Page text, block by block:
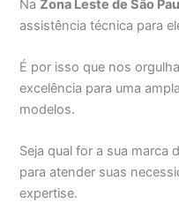
NaZona Leste de São
assistência técnica para
É por isso que nos
excelência para uma
modelos.
Seja qual for a sua marca
para atender suas
expertise.